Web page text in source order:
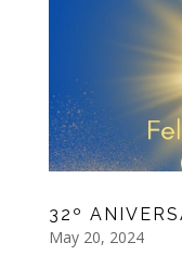
32º
May 20, 2024